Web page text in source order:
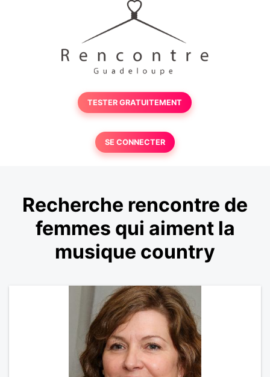
TESTER GRATUITEMENT
SE CONNECTER
Recherche rencontre de
femmes qui aiment la
musique country